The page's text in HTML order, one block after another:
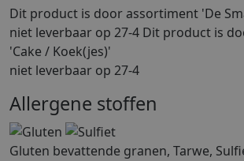
Dit product is door assortiment 'De
niet leverbaar op 27-4 Dit product is
'Cake / Koek(jes)'
niet leverbaar op 27-4
Allergene stoffen
Gluten bevattende granen, Tarwe,